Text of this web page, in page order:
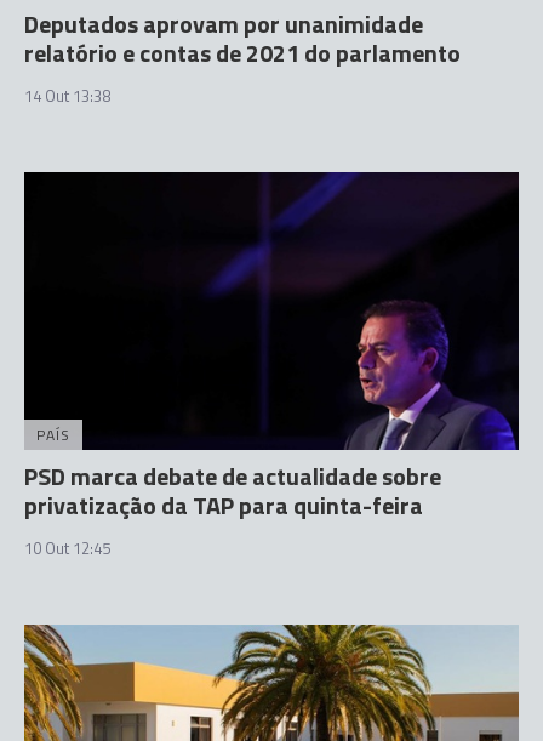
Deputados aprovam por unanimidade
relatório e contas de 2021 do parlamento
14 Out 13:38
PAÍS
PSD marca debate de actualidade sobre
privatização da TAP para quinta-feira
10 Out 12:45